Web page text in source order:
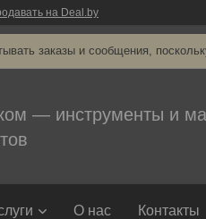
на Deal.by
заказы и сообщения,
— инструменты и
О нас Контакты